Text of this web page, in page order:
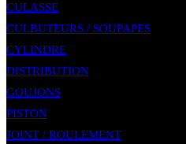
CULASSE
CULBUTEURS / SOUPAPES
CYLINDRE
DISTRIBUTION
GOUJONS
PISTON
JOINT / ROULEMENT